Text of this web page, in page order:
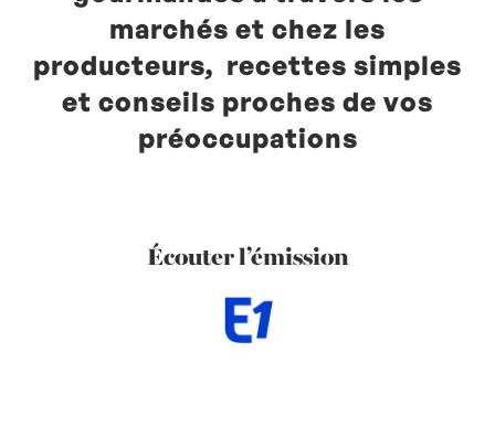
marchés et chez les
producteurs, recettes simples
et conseils proches de vos
préoccupations
Écouter l’émission